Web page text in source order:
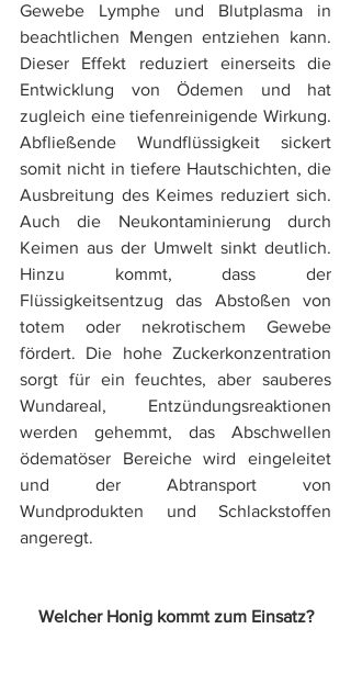
Gewebe Lymphe und Blutplasma in
beachtlichen Mengen entziehen kann.
Dieser Effekt reduziert einerseits die
Entwicklung von Ödemen und hat
zugleich eine tiefenreinigende Wirkung.
Abfließende Wundflüssigkeit sickert
somit nicht in tiefere Hautschichten, die
Ausbreitung des Keimes reduziert sich.
Auch die Neukontaminierung durch
Keimen aus der Umwelt sinkt deutlich.
Hinzu kommt, dass der
Flüssigkeitsentzug das Abstoßen von
totem oder nekrotischem Gewebe
fördert. Die hohe Zuckerkonzentration
sorgt für ein feuchtes, aber sauberes
Wundareal, Entzündungsreaktionen
werden gehemmt, das Abschwellen
ödematöser Bereiche wird eingeleitet
und der Abtransport von
Wundprodukten und Schlackstoffen
angeregt.
Welcher Honig kommt zum Einsatz?